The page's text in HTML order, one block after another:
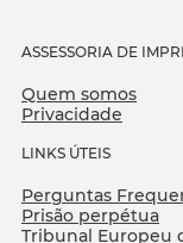
ASSESSORIA DE
Quem somos
Privacidade
LINKS ÚTEIS
Perguntas
Prisão perpétua
Tribunal Europeu